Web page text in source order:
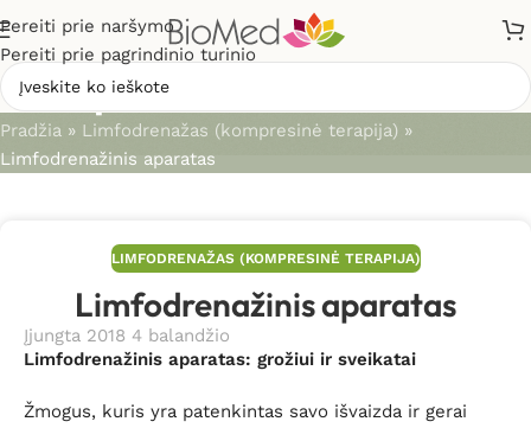
Pereiti prie naršymo
Pereiti prie pagrindinio turinio
Straipsniai
Pradžia » Limfodrenažas (kompresinė terapija) »
Limfodrenažinis aparatas
LIMFODRENAŽAS (KOMPRESINĖ TERAPIJA)
Limfodrenažinis aparatas
Įjungta 2018 4 balandžio
Limfodrenažinis aparatas: grožiui ir sveikatai
Žmogus, kuris yra patenkintas savo išvaizda ir gerai